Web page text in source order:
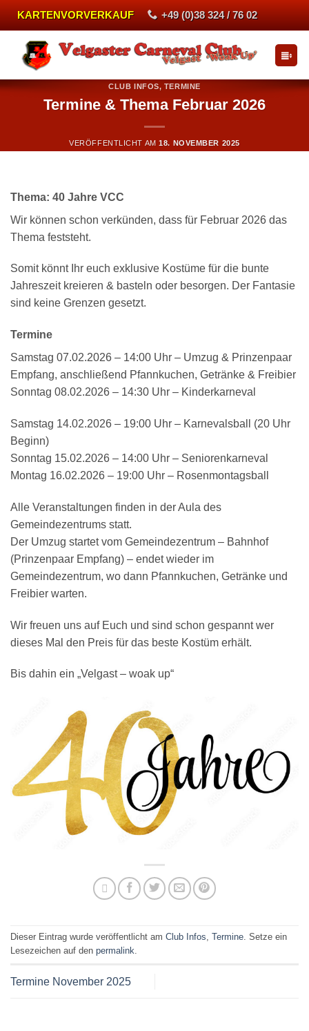
springen
KARTENVORVERKAUF +49 (0)38 324 / 76 02
CLUB INFOS, TERMINE
Termine & Thema Februar 2026
VERÖFFENTLICHT AM18. NOVEMBER 2025
Thema: 40 Jahre VCC
Wir können schon verkünden, dass für Februar 2026 das
Thema feststeht.
Somit könnt Ihr euch exklusive Kostüme für die bunte
Jahreszeit kreieren & basteln oder besorgen. Der Fantasie
sind keine Grenzen gesetzt.
Termine
Samstag 07.02.2026 – 14:00 Uhr – Umzug & Prinzenpaar
Empfang, anschließend Pfannkuchen, Getränke & Freibier
Sonntag 08.02.2026 – 14:30 Uhr – Kinderkarneval
Samstag 14.02.2026 – 19:00 Uhr – Karnevalsball (20 Uhr
Beginn)
Sonntag 15.02.2026 – 14:00 Uhr – Seniorenkarneval
Montag 16.02.2026 – 19:00 Uhr – Rosenmontagsball
Alle Veranstaltungen finden in der Aula des
Gemeindezentrums statt.
Der Umzug startet vom Gemeindezentrum – Bahnhof
(Prinzenpaar Empfang) – endet wieder im
Gemeindezentrum, wo dann Pfannkuchen, Getränke und
Freibier warten.
Wir freuen uns auf Euch und sind schon gespannt wer
dieses Mal den Preis für das beste Kostüm erhält.
Bis dahin ein „Velgast – woak up“
Dieser Eintrag wurde veröffentlicht am Club Infos, Termine. Setze ein
Lesezeichen auf den permalink.
Termine November 2025